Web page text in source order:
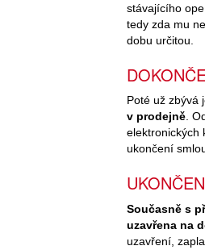
stávajícího
tedy zda mu
dobu určitou.
Poté už zbývá
v prodejně.
elektronických
ukončení
Současně s
uzavřena na
uzavření,